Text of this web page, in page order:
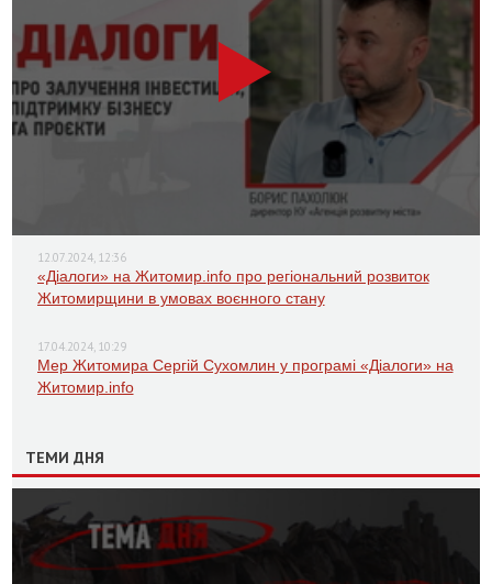
12.07.2024, 12:36
«Діалоги» на Житомир.info про регіональний розвиток
Житомирщини в умовах воєнного стану
17.04.2024, 10:29
Мер Житомира Сергій Сухомлин у програмі «Діалоги» на
Житомир.info
ТЕМИ ДНЯ